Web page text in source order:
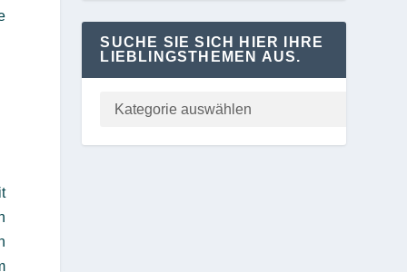
SUCHE SIE SICH HIER IHRE
LIEBLINGSTHEMEN AUS.